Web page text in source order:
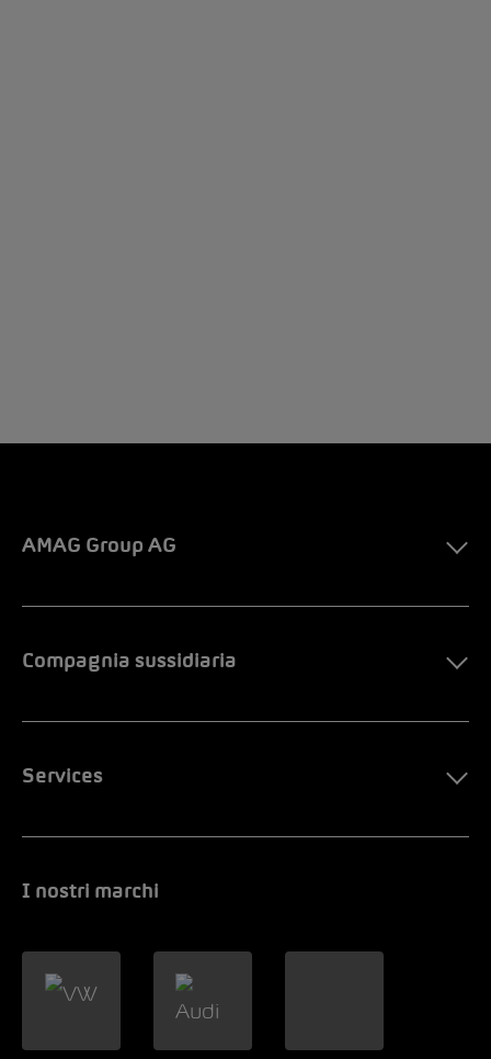
AMAG Group AG
Compagnia sussidiaria
Services
I nostri marchi